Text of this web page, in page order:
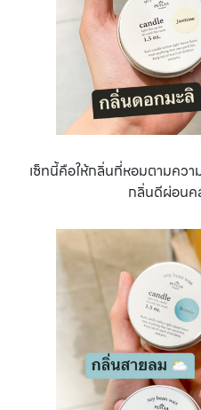
เซ็ทนี้คือให้กลิ่นที่หอมตามคว
กลิ่นดีผ่อนค